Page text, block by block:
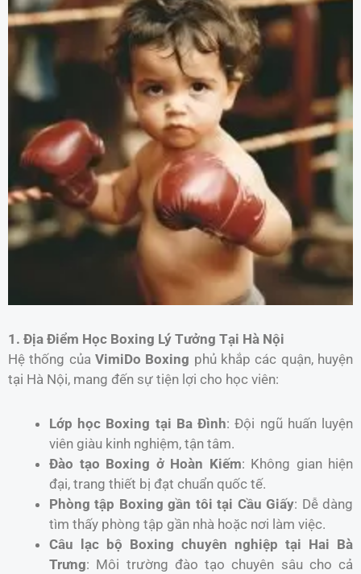
1. Địa Điểm Học Boxing Lý Tưởng Tại Hà Nội
Hệ thống của VimiDo Boxing phủ khắp các quận, huyện
tại Hà Nội, mang đến sự tiện lợi cho học viên:
Lớp học Boxing tại Ba Đình: Đội ngũ huấn luyện
viên giàu kinh nghiệm, tận tâm.
Đào tạo Boxing ở Hoàn Kiếm: Không gian hiện
đại, trang thiết bị đạt chuẩn quốc tế.
Phòng tập Boxing gần tôi tại Cầu Giấy: Dễ dàng
tìm thấy phòng tập gần nhà hoặc nơi làm việc.
Câu lạc bộ Boxing chuyên nghiệp tại Hai Bà
Trưng: Môi trường đào tạo chuyên sâu cho cả